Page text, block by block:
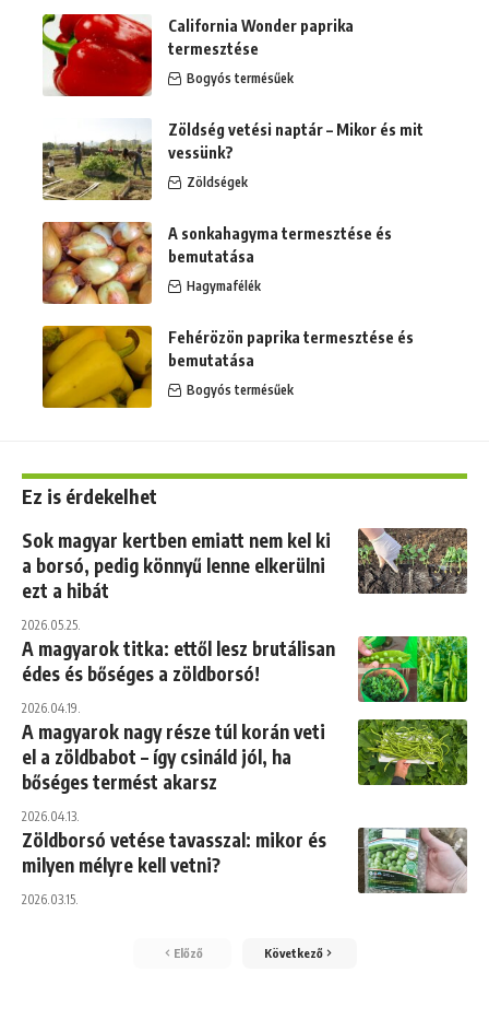
California Wonder paprika
termesztése
Bogyós termésűek
Zöldség vetési naptár – Mikor és mit
vessünk?
Zöldségek
A sonkahagyma termesztése és
bemutatása
Hagymafélék
Fehérözön paprika termesztése és
bemutatása
Bogyós termésűek
Ez is érdekelhet
Sok magyar kertben emiatt nem kel ki
a borsó, pedig könnyű lenne elkerülni
ezt a hibát
2026.05.25.
A magyarok titka: ettől lesz brutálisan
édes és bőséges a zöldborsó!
2026.04.19.
A magyarok nagy része túl korán veti
el a zöldbabot – így csináld jól, ha
bőséges termést akarsz
2026.04.13.
Zöldborsó vetése tavasszal: mikor és
milyen mélyre kell vetni?
2026.03.15.
Előző Következő